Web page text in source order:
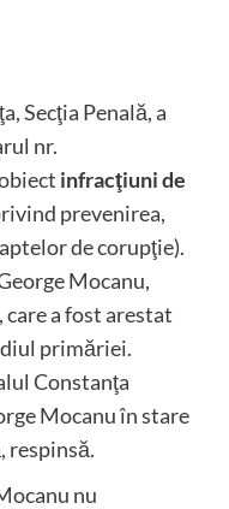
Secţia Penală, a
nr.
infracţiuni de
prevenirea,
de corupţie).
Mocanu,
a fost arestat
primăriei.
Constanţa
Mocanu în stare
respinsă.
nu